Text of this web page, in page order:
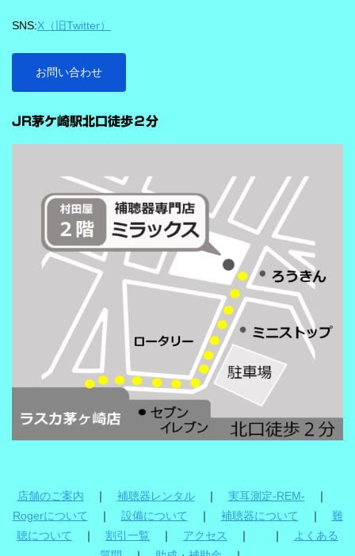
ビビアの注目機能の一つが「インテリジェンス フォーカス」で
ストをつけることで、より聞き取りを助ける会話学習を利用した
雑音抑制機能です。※9クラスのみ搭載 重要なのは、この機能
が“周囲の音を全部
SNS:X（旧Twitter）
お問い合わせ
JR茅ケ崎駅北口徒歩２分
店舗のご案内 ｜ 補聴器レンタル｜ 実耳測定-REM- ｜
Rogerについて ｜ 設備について ｜ 補聴器について ｜ 難
聴について
｜ 割引一覧 ｜ アクセス ｜ ｜
よくある